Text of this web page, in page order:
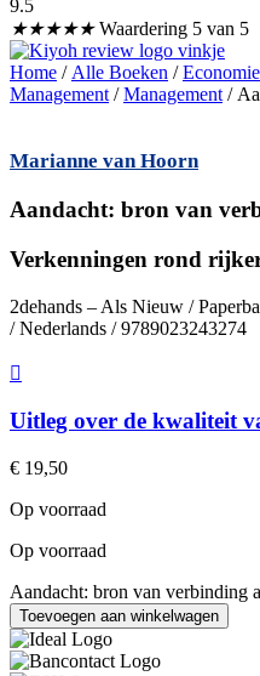
9.5
★★★★★ Waardering 5 van 5
Home / Alle Boeken /
Management /Management /
Marianne van Hoorn
Aandacht: bron van
Verkenningen rond
2dehands – Als Nieuw /
/ Nederlands / 9789023243274
Uitleg over de kwaliteit
€ 19,50
Op voorraad
Op voorraad
Aandacht: bron van verbinding
Toevoegen aan winkelwagen